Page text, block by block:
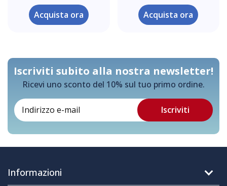
Acquista ora Acquista ora
Iscriviti subito alla nostra newsletter!
Ricevi uno sconto del 10% sul tuo primo ordine.
Informazioni